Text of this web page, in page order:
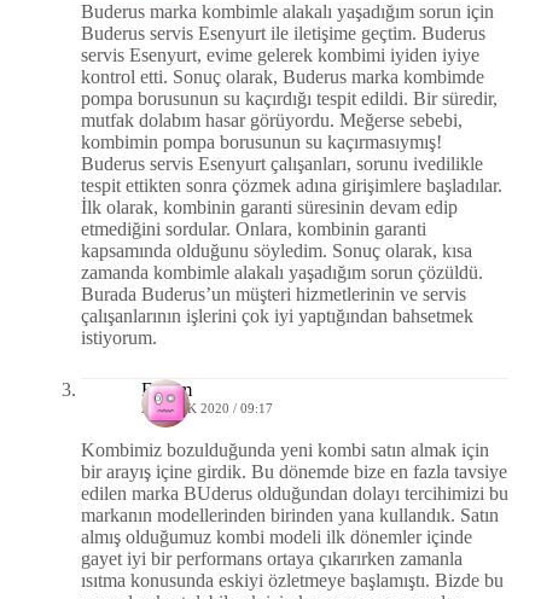
Buderus marka kombimle alakalı yaşadığım sorun için
Buderus servis Esenyurt ile iletişime geçtim. Buderus
servis Esenyurt, evime gelerek kombimi iyiden iyiye
kontrol etti. Sonuç olarak, Buderus marka kombimde
pompa borusunun su kaçırdığı tespit edildi. Bir süredir,
mutfak dolabım hasar görüyordu. Meğerse sebebi,
kombimin pompa borusunun su kaçırmasıymış!
Buderus servis Esenyurt çalışanları, sorunu ivedilikle
tespit ettikten sonra çözmek adına girişimlere başladılar.
İlk olarak, kombinin garanti süresinin devam edip
etmediğini sordular. Onlara, kombinin garanti
kapsamında olduğunu söyledim. Sonuç olarak, kısa
zamanda kombimle alakalı yaşadığım sorun çözüldü.
Burada Buderus’un müşteri hizmetlerinin ve servis
çalışanlarının işlerini çok iyi yaptığından bahsetmek
istiyorum.
Ekrem
21 OCAK 2020 / 09:17
Kombimiz bozulduğunda yeni kombi satın almak için
bir arayış içine girdik. Bu dönemde bize en fazla tavsiye
edilen marka BUderus olduğundan dolayı tercihimizi bu
markanın modellerinden birinden yana kullandık. Satın
almış olduğumuz kombi modeli ilk dönemler içinde
gayet iyi bir performans ortaya çıkarırken zamanla
ısıtma konusunda eskiyi özletmeye başlamıştı. Bizde bu